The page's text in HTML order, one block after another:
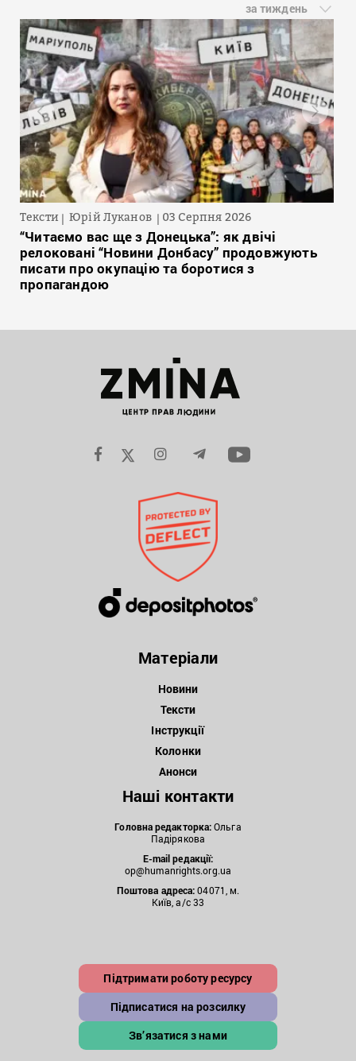
за тиждень
Тексти Юрій Луканов 03 Серпня 2026
“Читаємо вас ще з Донецька”: як двічі
релоковані “Новини Донбасу” продовжують
писати про окупацію та боротися з
пропагандою
Матеріали
Новини
Тексти
Інструкції
Колонки
Анонси
Наші контакти
Головна редакторка:Ольга
Падірякова
E-mail редакції:
op@humanrights.org.ua
Поштова адреса:04071, м.
Київ, а/с 33
Підтримати роботу ресурсу
Підписатися на розсилку
Зв’язатися з нами